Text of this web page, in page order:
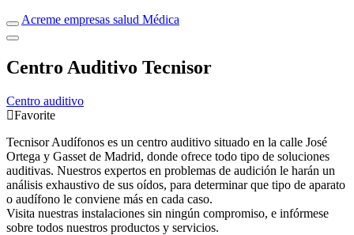
Acreme empresas salud Médica
Centro Auditivo Tecnisor
Centro auditivo
Favorite
Tecnisor Audífonos es un centro auditivo situado en la calle José
Ortega y Gasset de Madrid, donde ofrece todo tipo de soluciones
auditivas. Nuestros expertos en problemas de audición le harán un
análisis exhaustivo de sus oídos, para determinar que tipo de aparato
o audífono le conviene más en cada caso.
Visita nuestras instalaciones sin ningún compromiso, e infórmese
sobre todos nuestros productos y servicios.